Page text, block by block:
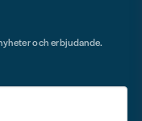
och erbjudande.